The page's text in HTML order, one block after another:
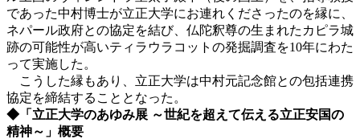
であった中村博士が立正大学にお連れくださったのを縁に、
ネパール政府との協定を結び、仏陀釈尊の生まれたカピラ城
跡の可能性が高いティラウラコットの発掘調査を10年にわた
って実施した。
こうした縁もあり、立正大学は中村元記念館との包括連携
協定を締結することとなった。
◆「立正大学のあゆみ展 ～世紀を超えて伝える立正安国の
精神～」概要